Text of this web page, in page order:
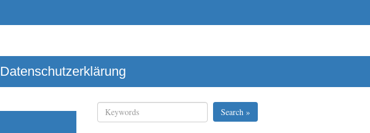
Datenschutzerklärung
Search »